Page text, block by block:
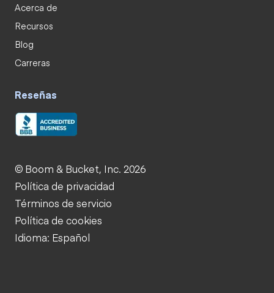
Acerca de
Recursos
Blog
Carreras
Reseñas
© Boom & Bucket, Inc. 2026
Política de privacidad
Términos de servicio
Política de cookies
Idioma: Español